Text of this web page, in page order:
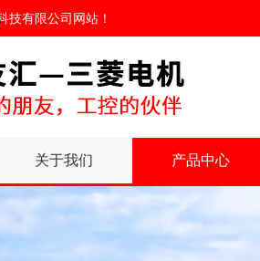
技有限公司网站 ！
关于我们 产品中心